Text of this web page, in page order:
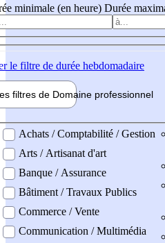
minimale (en heure) Durée
le filtre de durée hebdomadaire
filtres de Domaine professionnel
professionel
Achats / Comptabilité / Gestion
Arts / Artisanat d'art
Banque / Assurance
Bâtiment / Travaux Publics
Commerce / Vente
Communication / Multimédia